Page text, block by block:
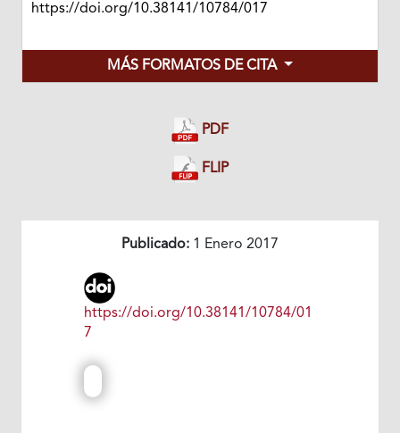
https://doi.org/10.38141/10784/017
MÁS FORMATOS DE CITA
PDF
FLIP
Publicado: 1 Enero 2017
https://doi.org/10.38141/10784/01
7